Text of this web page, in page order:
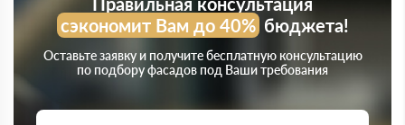
сэкономит Вам до 40%бюджета!
Оставьте заявку и получите бесплатную консультацию
по подбору фасадов под Ваши требования